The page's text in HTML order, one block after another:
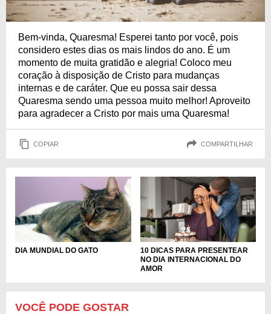
Bem-vinda, Quaresma! Esperei tanto por você, pois
considero estes dias os mais lindos do ano. É um
momento de muita gratidão e alegria! Coloco meu
coração à disposição de Cristo para mudanças
internas e de caráter. Que eu possa sair dessa
Quaresma sendo uma pessoa muito melhor! Aproveito
para agradecer a Cristo por mais uma Quaresma!
COPIAR COMPARTILHAR
DIA MUNDIAL DO GATO
10 DICAS PARA PRESENTEAR
NO DIA INTERNACIONAL DO
AMOR
VOCÊ PODE GOSTAR